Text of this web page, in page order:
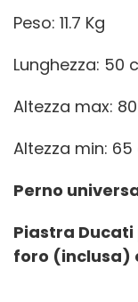
Peso: 11.7 Kg
Lunghezza: 50
Altezza max:
Altezza min: 65
Perno
Piastra
foro (inclusa)